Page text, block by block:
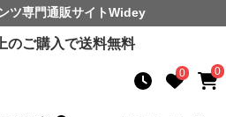
ツ専門通販サイトWidey
のご購入で送料無料
0 0